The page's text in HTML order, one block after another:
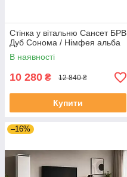
Стінка у вітальню Сансет БРВ
Дуб Сонома / Німфея альба
В наявності
10 280 ₴ 12 840 ₴
Купити
–16%